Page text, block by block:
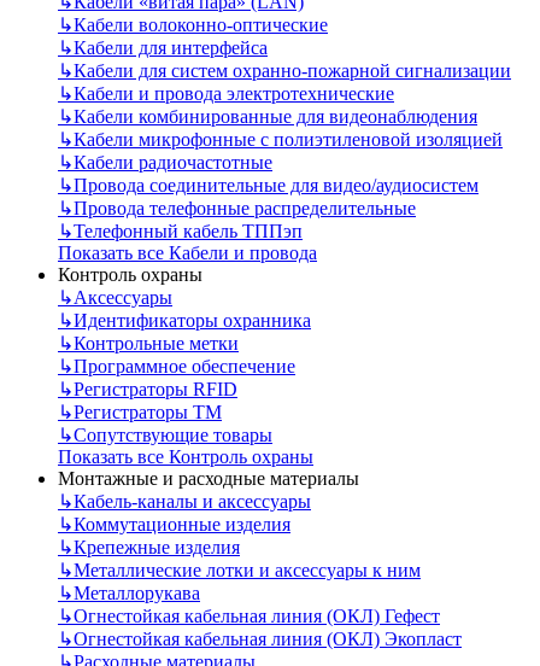
↳Кабели волоконно-оптические
↳Кабели для интерфейса
↳Кабели для систем охранно-пожарной сигнализации
↳Кабели и провода электротехнические
↳Кабели комбинированные для видеонаблюдения
↳Кабели микрофонные с полиэтиленовой изоляцией
↳Кабели радиочастотные
↳Провода соединительные для видео/аудиосистем
↳Провода телефонные распределительные
↳Телефонный кабель ТППэп
Показать все Кабели и провода
Контроль охраны
↳Аксессуары
↳Идентификаторы охранника
↳Контрольные метки
↳Программное обеспечение
↳Регистраторы RFID
↳Регистраторы ТМ
↳Сопутствующие товары
Показать все Контроль охраны
Монтажные и расходные материалы
↳Кабель-каналы и аксессуары
↳Коммутационные изделия
↳Крепежные изделия
↳Металлические лотки и аксессуары к ним
↳Металлорукава
↳Огнестойкая кабельная линия (ОКЛ) Гефест
↳Огнестойкая кабельная линия (ОКЛ) Экопласт
↳Расходные материалы